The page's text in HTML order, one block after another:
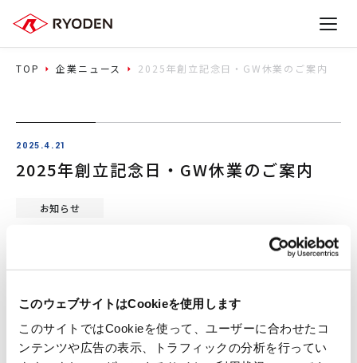
このウェブサイトはCookieを使用します
このサイトではCookieを使って、ユーザーに合わせたコ
ンテンツや広告の表示、トラフィックの分析を行ってい
TOP 企業ニュース 2025年創立記念日・GW休業のご案内
2025.4.21
2025年創立記念日・GW休業のご案内
お知らせ
平素より格別のお引き立てを賜り厚く御礼申し上げ
弊社では、祝日等を含め以下の期間を休業とさせて
いただきます。